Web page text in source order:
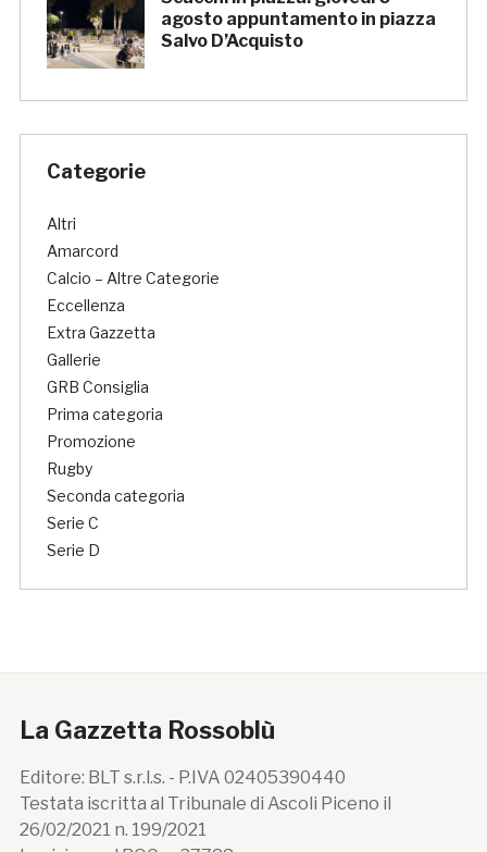
agosto appuntamento in piazza
Salvo D’Acquisto
Categorie
Altri
Amarcord
Calcio – Altre Categorie
Eccellenza
Extra Gazzetta
Gallerie
GRB Consiglia
Prima categoria
Promozione
Rugby
Seconda categoria
Serie C
Serie D
La Gazzetta Rossoblù
Editore: BLT s.r.l.s. - P.IVA 02405390440
Testata iscritta al Tribunale di Ascoli Piceno il
26/02/2021 n. 199/2021